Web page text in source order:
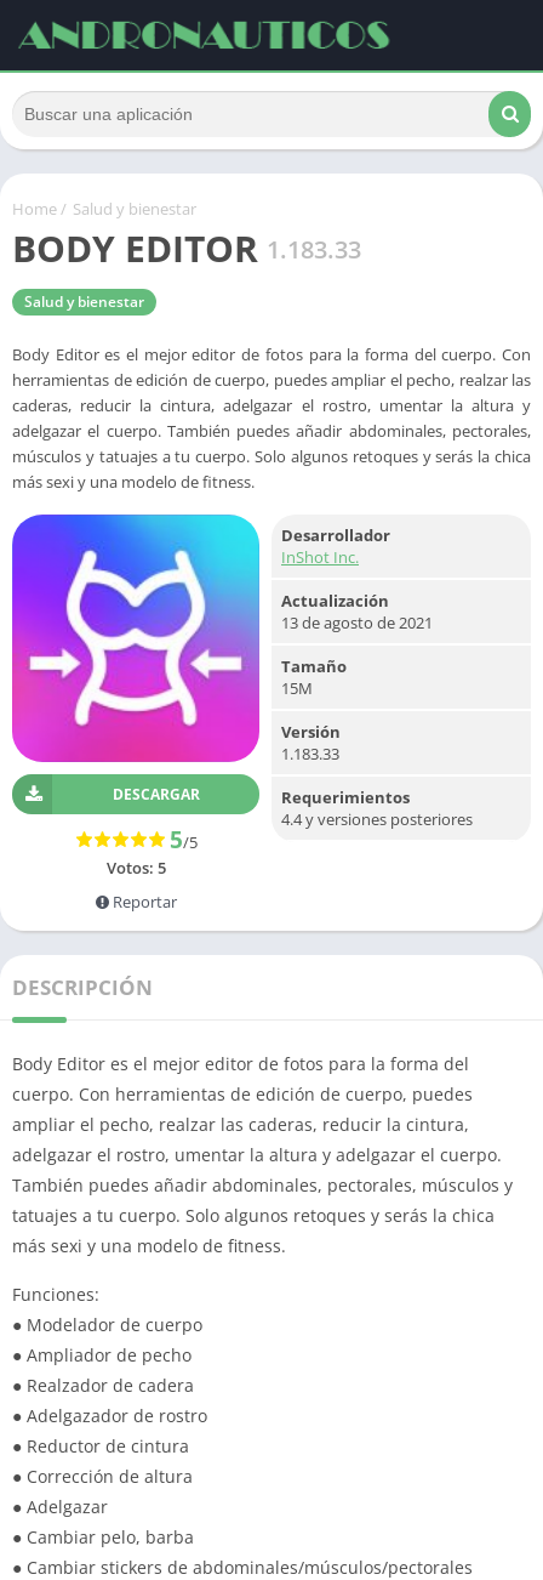
Home/ Salud y bienestar
BODY EDITOR 1.183.33
Salud y bienestar
Body Editor es el mejor editor de fotos para la forma del cuerpo. Con
herramientas de edición de cuerpo, puedes ampliar el pecho, realzar las
caderas, reducir la cintura, adelgazar el rostro, umentar la altura y
adelgazar el cuerpo. También puedes añadir abdominales, pectorales,
músculos y tatuajes a tu cuerpo. Solo algunos retoques y serás la chica
más sexi y una modelo de fitness.
DESCARGAR
5/5
Votos: 5
Reportar
Desarrollador
InShot Inc.
Actualización
13 de agosto de 2021
Tamaño
15M
Versión
1.183.33
Requerimientos
4.4 y versiones posteriores
DESCRIPCIÓN
Body Editor es el mejor editor de fotos para la forma del
cuerpo. Con herramientas de edición de cuerpo, puedes
ampliar el pecho, realzar las caderas, reducir la cintura,
adelgazar el rostro, umentar la altura y adelgazar el cuerpo.
También puedes añadir abdominales, pectorales, músculos y
tatuajes a tu cuerpo. Solo algunos retoques y serás la chica
más sexi y una modelo de fitness.
Funciones:
● Modelador de cuerpo
● Ampliador de pecho
● Realzador de cadera
● Adelgazador de rostro
● Reductor de cintura
● Corrección de altura
● Adelgazar
● Cambiar pelo, barba
● Cambiar stickers de abdominales/músculos/pectorales